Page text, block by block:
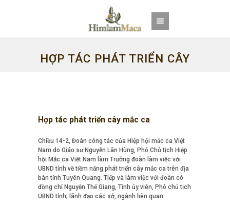
HỢP TÁC PHÁT TRIỂN CÂY
Hợp tác phát triển cây mắc ca
Chiều 14-2, Đoàn công tác của Hiệp hội mắc ca Việt
Nam do Giáo sư Nguyễn Lân Hùng, Phó Chủ tịch Hiệp
hội Mắc ca Việt Nam làm Trưởng đoàn làm việc với
UBND tỉnh về tiềm năng phát triển cây mắc ca trên địa
bàn tỉnh Tuyên Quang. Tiếp và làm việc với đoàn có
đồng chí Nguyễn Thế Giang, Tỉnh ủy viên, Phó chủ tịch
UBND tỉnh; lãnh đạo các sở, ngành liên quan.